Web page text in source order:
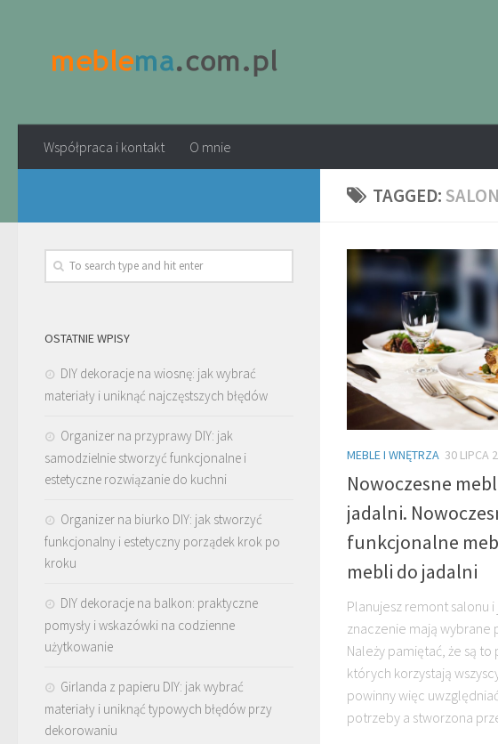
Współpraca i kontakt O mnie
TAGGED:
MEBLE I WNĘTRZA 30 LIPCA
Nowoczesne
jadalni.
funkcjonalne
mebli do jadalni
Planujesz remont salonu
znaczenie mają wybrane
Należy pamiętać, że są
których korzystają
powinny więc
potrzeby a stworzona
OSTATNIE WPISY
DIY dekoracje na wiosnę: jak wybrać
materiały i uniknąć najczęstszych błędów
Organizer na przyprawy DIY: jak
samodzielnie stworzyć funkcjonalne i
estetyczne rozwiązanie do kuchni
Organizer na biurko DIY: jak stworzyć
funkcjonalny i estetyczny porządek krok po
kroku
DIY dekoracje na balkon: praktyczne
pomysły i wskazówki na codzienne
użytkowanie
Girlanda z papieru DIY: jak wybrać
materiały i uniknąć typowych błędów przy
dekorowaniu